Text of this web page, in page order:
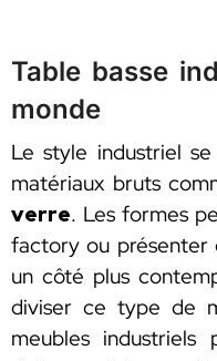
Table basse
monde
Le style industriel
matériaux bruts
verre. Les formes
factory ou présenter
un côté plus
diviser ce type de
meubles industriels